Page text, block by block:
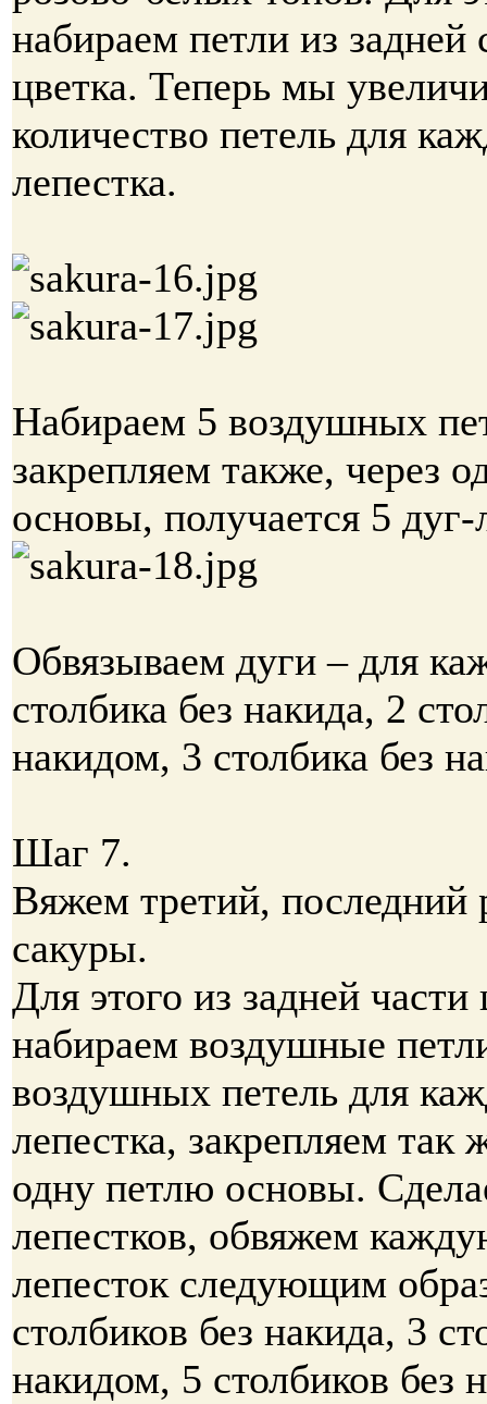
набираем петли из задней
цветка. Теперь мы
количество петель для
лепестка.
Набираем 5 воздушных
закрепляем также, через
основы, получается 5 дуг-
Обвязываем дуги – для
столбика без накида, 2
накидом, 3 столбика без
Шаг 7.
Вяжем третий, последний
сакуры.
Для этого из задней части
набираем воздушные
воздушных петель для
лепестка, закрепляем так
одну петлю основы.
лепестков, обвяжем
лепесток следующим
столбиков без накида, 3
накидом, 5 столбиков без